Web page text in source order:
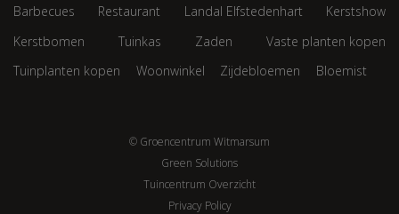
Barbecues Restaurant Landal Elfstedenhart
Kerstshow
Kerstbomen
Tuinkas Zaden
Vaste planten kopen
Tuinplanten kopen
Woonwinkel Zijdebloemen Bloemist
© Groencentrum Witmarsum
Green Solutions
Tuincentrum Overzicht
Privacy Policy